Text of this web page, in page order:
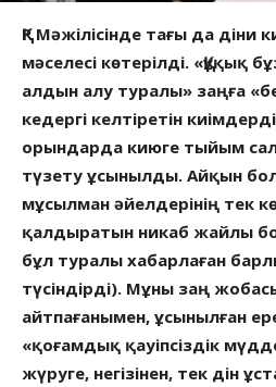
ҚР Мәжілісінде тағы да діни
мәселесі көтерілді.
алдын алу туралы» заңға
кедергі келтіретін
орындарда киюге тыйым
түзету ұсынылды. Айқын
мұсылман әйелдерінің тек
қалдыратын никаб жайлы
бұл туралы хабарлаған
түсіндірді). Мұны заң
айтпағанымен, ұсынылған
«қоғамдық қауіпсіздік
жүруге, негізінен, тек дін